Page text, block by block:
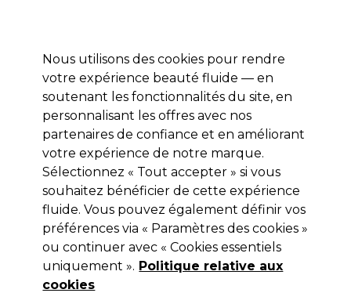
Se connecter
Marques Bons plans Coiffure Electro et Matériel
Livraison et délais
lire la suite
Sibel
Sibel Bonnet Permanente Argent
0 )
7,45 €Hors TVA(TARIF PROFESSIONNEL)
8,94 €TVA incluse)
Nous utilisons des cookies pour rendre
votre expérience beauté fluide — en
soutenant les fonctionnalités du site, en
personnalisant les offres avec nos
partenaires de confiance et en améliorant
votre expérience de notre marque.
Sélectionnez « Tout accepter » si vous
souhaitez bénéficier de cette expérience
fluide. Vous pouvez également définir vos
préférences via « Paramètres des cookies »
ou continuer avec « Cookies essentiels
uniquement ». Politique relative aux
cookies